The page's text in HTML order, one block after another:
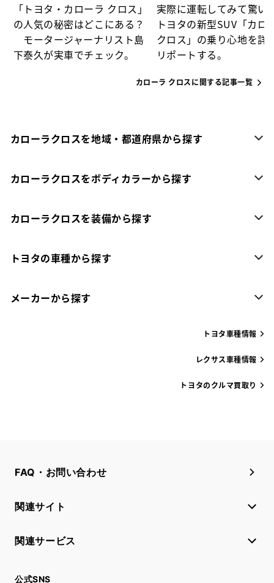
「トヨタ・カローラ クロス」
の人気の秘密はどこにある？
モータージャーナリスト島
下泰久が実車でチェック。
実際に運転してみて驚い
トヨタの新型SUV「カロ
クロス」の乗り心地を詳
リポートする。
カローラ クロスに関する記事一覧
カローラクロスを地域・都道府県から探す
カローラクロスをボディカラーから探す
カローラクロスを装備から探す
トヨタの車種から探す
メーカーから探す
トヨタ車種情報
レクサス車種情報
トヨタのクルマ買取り
FAQ・お問い合わせ
関連サイト
関連サービス
公式SNS